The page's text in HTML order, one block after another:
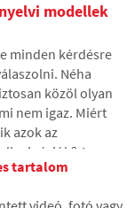
modellek
minden kérdésre
Néha
közöl olyan
nem igaz. Miért
azok az
A
hogyan
tartalom